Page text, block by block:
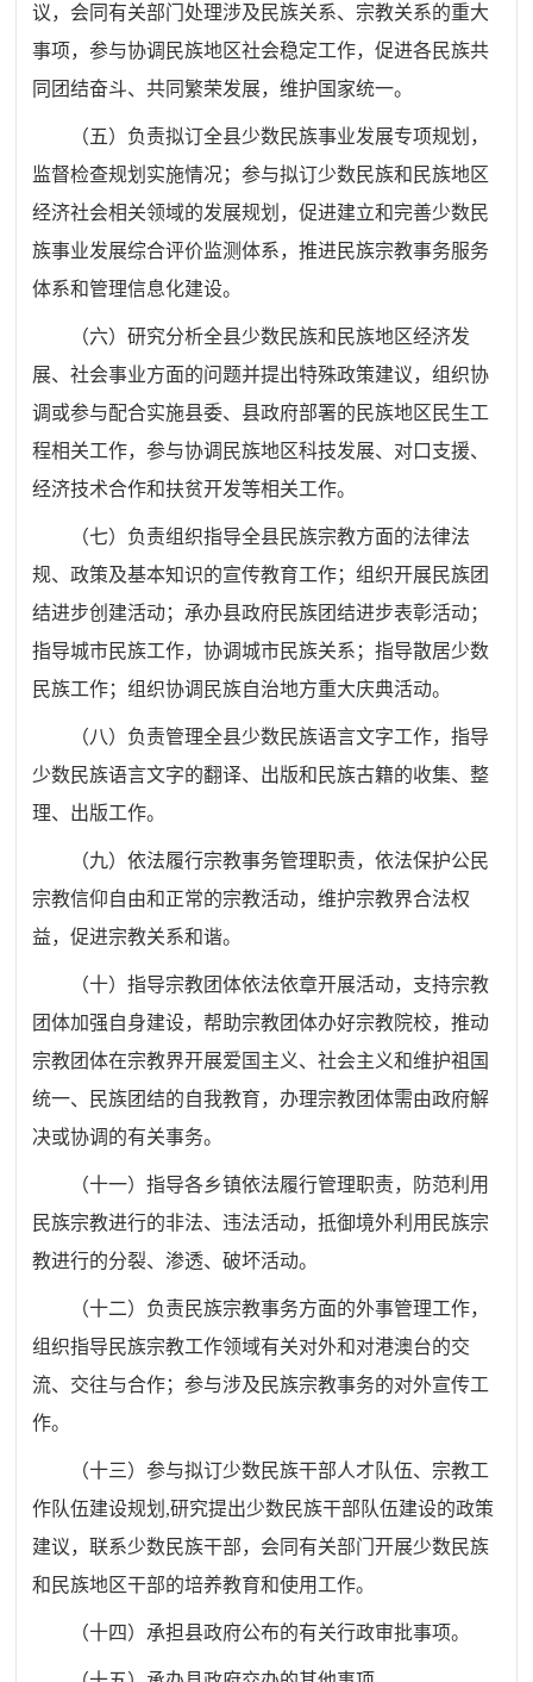
议，会同有关部门处理涉及民族关系、宗教关系的重大
事项，参与协调民族地区社会稳定工作，促进各民族共
同团结奋斗、共同繁荣发展，维护国家统一。
（五）负责拟订全县少数民族事业发展专项规划，
监督检查规划实施情况；参与拟订少数民族和民族地区
经济社会相关领域的发展规划，促进建立和完善少数民
族事业发展综合评价监测体系，推进民族宗教事务服务
体系和管理信息化建设。
（六）研究分析全县少数民族和民族地区经济发
展、社会事业方面的问题并提出特殊政策建议，组织协
调或参与配合实施县委、县政府部署的民族地区民生工
程相关工作，参与协调民族地区科技发展、对口支援、
经济技术合作和扶贫开发等相关工作。
（七）负责组织指导全县民族宗教方面的法律法
规、政策及基本知识的宣传教育工作；组织开展民族团
结进步创建活动；承办县政府民族团结进步表彰活动；
指导城市民族工作，协调城市民族关系；指导散居少数
民族工作；组织协调民族自治地方重大庆典活动。
（八）负责管理全县少数民族语言文字工作，指导
少数民族语言文字的翻译、出版和民族古籍的收集、整
理、出版工作。
（九）依法履行宗教事务管理职责，依法保护公民
宗教信仰自由和正常的宗教活动，维护宗教界合法权
益，促进宗教关系和谐。
（十）指导宗教团体依法依章开展活动，支持宗教
团体加强自身建设，帮助宗教团体办好宗教院校，推动
宗教团体在宗教界开展爱国主义、社会主义和维护祖国
统一、民族团结的自我教育，办理宗教团体需由政府解
决或协调的有关事务。
（十一）指导各乡镇依法履行管理职责，防范利用
民族宗教进行的非法、违法活动，抵御境外利用民族宗
教进行的分裂、渗透、破坏活动。
（十二）负责民族宗教事务方面的外事管理工作，
组织指导民族宗教工作领域有关对外和对港澳台的交
流、交往与合作；参与涉及民族宗教事务的对外宣传工
作。
（十三）参与拟订少数民族干部人才队伍、宗教工
作队伍建设规划 ,研究提出少数民族干部队伍建设的政策
建议，联系少数民族干部，会同有关部门开展少数民族
和民族地区干部的培养教育和使用工作。
（十四）承担县政府公布的有关行政审批事项。